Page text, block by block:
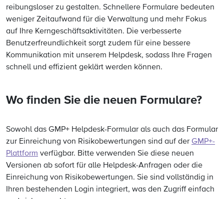
reibungsloser zu gestalten. Schnellere Formulare bedeuten
weniger Zeitaufwand für die Verwaltung und mehr Fokus
auf Ihre Kerngeschäftsaktivitäten. Die verbesserte
Benutzerfreundlichkeit sorgt zudem für eine bessere
Kommunikation mit unserem Helpdesk, sodass Ihre Fragen
schnell und effizient geklärt werden können.
Wo finden Sie die neuen Formulare?
Sowohl das GMP+ Helpdesk-Formular als auch das Formular
zur Einreichung von Risikobewertungen sind auf der GMP+-
Plattform verfügbar. Bitte verwenden Sie diese neuen
Versionen ab sofort für alle Helpdesk-Anfragen oder die
Einreichung von Risikobewertungen. Sie sind vollständig in
Ihren bestehenden Login integriert, was den Zugriff einfach